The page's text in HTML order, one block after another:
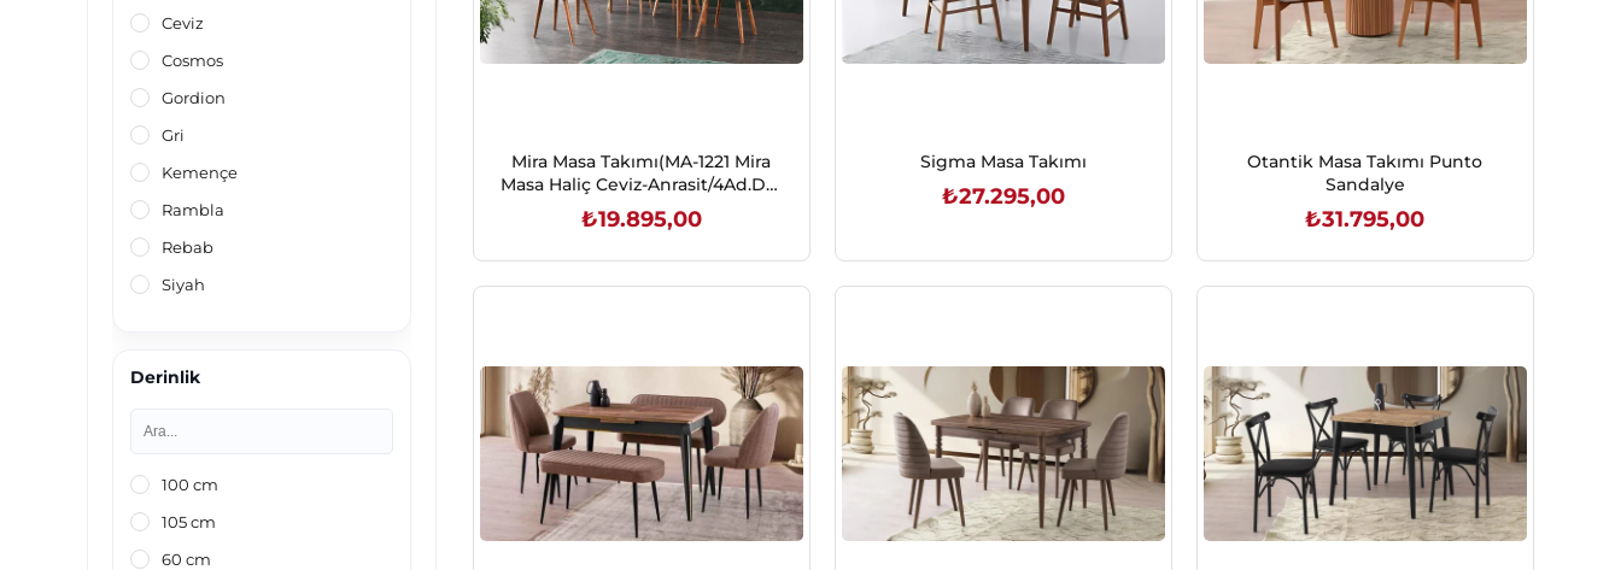
Ceviz
Cosmos
Gordion
Gri
Kemençe
Rambla
Rebab
Siyah
Derinlik
100 cm
105 cm
60 cm
Mira Masa Takımı(MA-1221 Mira
Masa Haliç Ceviz-Anrasit/4Ad.DS-
557 Dallas Sand.D-12)
₺19.895,00
Sigma Masa Takımı
₺27.295,00
Otantik Masa Takımı Punto
Sandalye
₺31.795,00